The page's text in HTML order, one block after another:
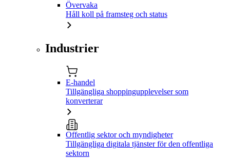
Övervaka
Håll koll på framsteg och status
Industrier
E-handel
Tillgängliga shoppingupplevelser som
konverterar
Offentlig sektor och myndigheter
Tillgängliga digitala tjänster för den offentliga
sektorn